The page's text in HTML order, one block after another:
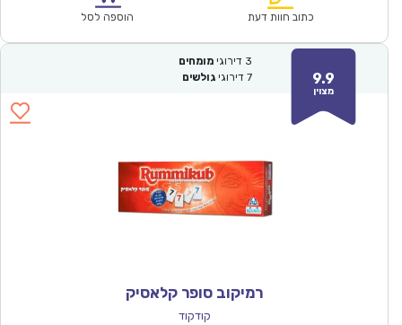
₪60.00.
כתוב חוות דעת הוספה לסל
9.9
מצוין
3 דירוגי מומחים
7 דירוגי גולשים
רמיקוב סופר קלאסיק
קודקוד